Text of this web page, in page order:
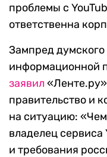
проблемы с
ответственна
Зампред думского
информационной
заявил
правительство и
на ситуацию:
владелец сервиса
и требования